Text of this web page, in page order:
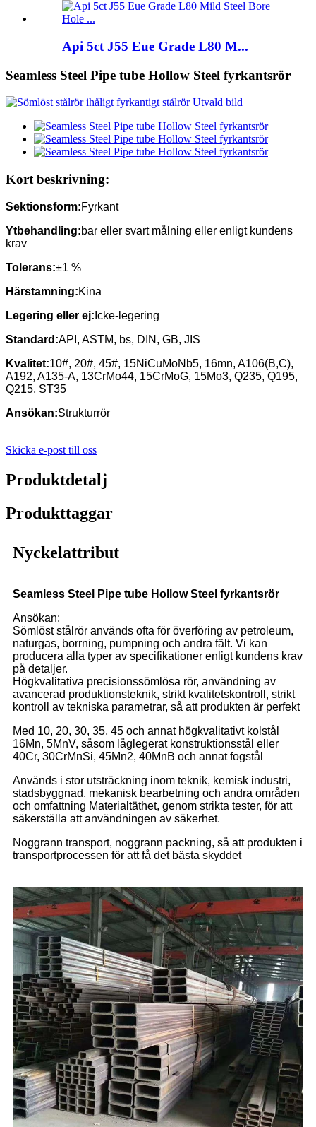
Api 5ct J55 Eue Grade L80 M...
Seamless Steel Pipe tube Hollow Steel fyrkantsrör
Kort beskrivning:
Sektionsform:Fyrkant
Ytbehandling:bar eller svart målning eller enligt kundens
krav
Tolerans:±1 %
Härstamning:Kina
Legering eller ej: Icke-legering
Standard :API, ASTM, bs, DIN, GB, JIS
Kvalitet:10#, 20#, 45#, 15NiCuMoNb5, 16mn, A106(B,C),
A192, A135-A, 13CrMo44, 15CrMoG, 15Mo3, Q235, Q195,
Q215, ST35
Ansökan:Strukturrör
Skicka e-post till oss
Produktdetalj
Produkttaggar
Nyckelattribut
Seamless Steel Pipe tube Hollow Steel fyrkantsrör
Ansökan:
Sömlöst stålrör används ofta för överföring av petroleum,
naturgas, borrning, pumpning och andra fält. Vi kan
producera alla typer av specifikationer enligt kundens krav
på detaljer.
Högkvalitativa precisionssömlösa rör, användning av
avancerad produktionsteknik, strikt kvalitetskontroll, strikt
kontroll av tekniska parametrar, så att produkten är perfekt
Med 10, 20, 30, 35, 45 och annat högkvalitativt kolstål
16Mn, 5MnV, såsom låglegerat konstruktionsstål eller
40Cr, 30CrMnSi, 45Mn2, 40MnB och annat fogstål
Används i stor utsträckning inom teknik, kemisk industri,
stadsbyggnad, mekanisk bearbetning och andra områden
och omfattning Materialtäthet, genom strikta tester, för att
säkerställa att användningen av säkerhet.
Noggrann transport, noggrann packning, så att produkten i
transportprocessen för att få det bästa skyddet